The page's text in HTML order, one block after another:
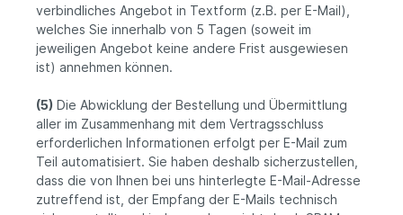
verbindliches Angebot in Textform (z.B. per E-Mail),
welches Sie innerhalb von 5 Tagen (soweit im
jeweiligen Angebot keine andere Frist ausgewiesen
ist) annehmen können.
(5) Die Abwicklung der Bestellung und Übermittlung
aller im Zusammenhang mit dem Vertragsschluss
erforderlichen Informationen erfolgt per E-Mail zum
Teil automatisiert. Sie haben deshalb sicherzustellen,
dass die von Ihnen bei uns hinterlegte E-Mail-Adresse
zutreffend ist, der Empfang der E-Mails technisch